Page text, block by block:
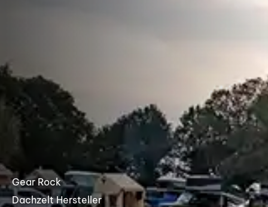
Gear Rock
Dachzelt Hersteller